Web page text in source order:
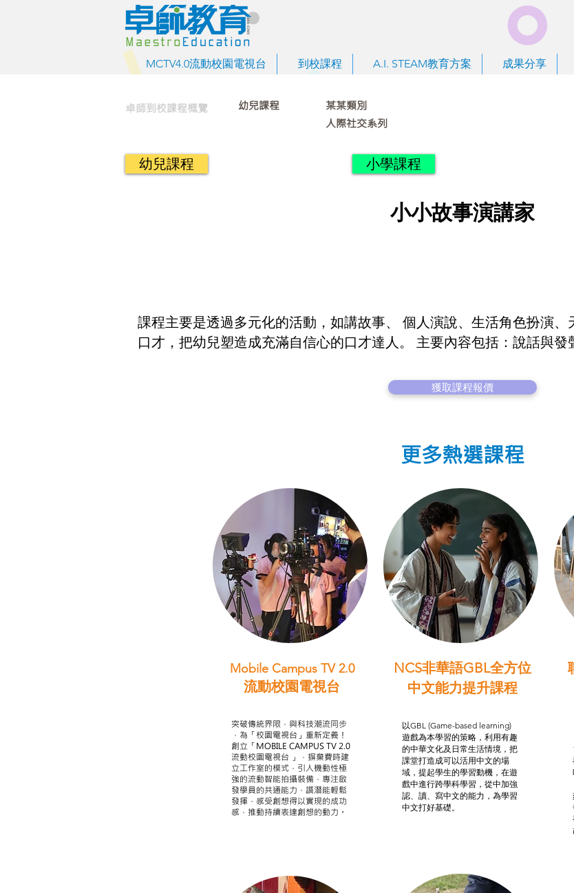
MCTV4.0流動校園電視台 到校課程 A.I. STEAM教育方案 成果分享
卓師到校課程概覽
幼兒課程
人際社交系列
某某類別
課程主要是透過多元化的活動，如講故事、 個人演說、生活角色扮演
口才，把幼兒塑造成充滿自信心的口才達人。 主要內容包括：說話與發
獲取課程報價
幼兒課程 小學課程
小小故事演講家
更多熱選課程
Mobile Campus TV 2.0
流動校園電視台
突破傳統界限，與科技潮流同步
，為「校園電視台」重新定義！
創立「MOBILE CAMPUS TV 2.0
流動校園電視台 」，摒棄費時建
立工作室的模式，引人機動性極
強的流動智能拍攝裝備，專注啟
發學員的共通能力，譔潛能輕鬆
發揮，感受創想得以實現的成功
感，推動持續表達創想的動力。
NCS非華語GBL全方位
中文能力提升課程
以GBL (Game-based learning)
遊戲為本學習的策略，利用有趣
的中華文化及日常生活情境，把
課堂打造成可以活用中文的場
域，提起學生的學習動機，在遊
戲中進行跨學科學習，從中加強
認、讀、寫中文的能力，為學習
中文打好基礎。